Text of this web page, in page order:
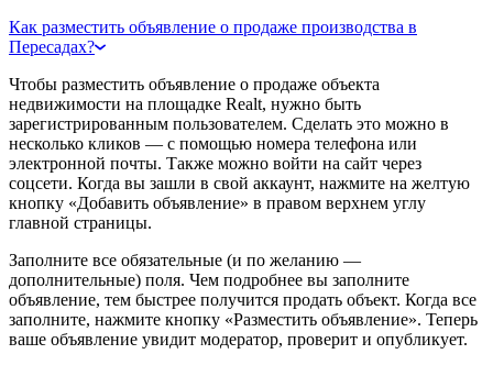
Как разместить объявление о продаже производства в
Пересадах?
Чтобы разместить объявление о продаже объекта
недвижимости на площадке Realt, нужно быть
зарегистрированным пользователем. Сделать это можно в
несколько кликов — с помощью номера телефона или
электронной почты. Также можно войти на сайт через
соцсети. Когда вы зашли в свой аккаунт, нажмите на желтую
кнопку «Добавить объявление» в правом верхнем углу
главной страницы.
Заполните все обязательные (и по желанию —
дополнительные) поля. Чем подробнее вы заполните
объявление, тем быстрее получится продать объект. Когда все
заполните, нажмите кнопку «Разместить объявление». Теперь
ваше объявление увидит модератор, проверит и опубликует.